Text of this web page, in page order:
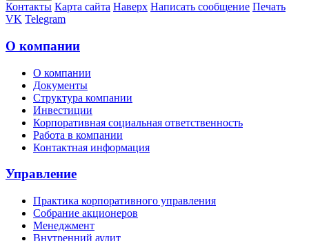
Контакты Карта сайта Наверх Написать сообщение Печать
VK Telegram
О компании
О компании
Документы
Структура компании
Инвестиции
Корпоративная социальная ответственность
Работа в компании
Контактная информация
Управление
Практика корпоративного управления
Собрание акционеров
Менеджмент
Внутренний аудит